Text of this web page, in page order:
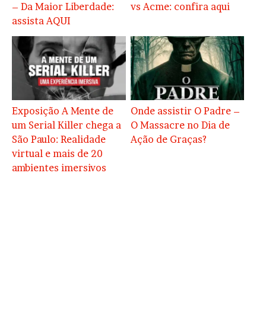
– Da Maior Liberdade:
assista AQUI
vs Acme: confira aqui
Exposição A Mente de
um Serial Killer chega a
São Paulo: Realidade
virtual e mais de 20
ambientes imersivos
Onde assistir O Padre –
O Massacre no Dia de
Ação de Graças?